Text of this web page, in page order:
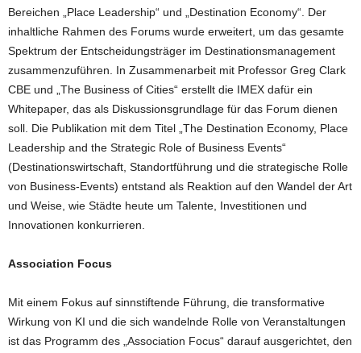
Bereichen „Place Leadership“ und „Destination Economy“. Der
inhaltliche Rahmen des Forums wurde erweitert, um das gesamte
Spektrum der Entscheidungsträger im Destinationsmanagement
zusammenzuführen. In Zusammenarbeit mit Professor Greg Clark
CBE und „The Business of Cities“ erstellt die IMEX dafür ein
Whitepaper, das als Diskussionsgrundlage für das Forum dienen
soll. Die Publikation mit dem Titel „The Destination Economy, Place
Leadership and the Strategic Role of Business Events“
(Destinationswirtschaft, Standortführung und die strategische Rolle
von Business-Events) entstand als Reaktion auf den Wandel der Art
und Weise, wie Städte heute um Talente, Investitionen und
Innovationen konkurrieren.
Association Focus
Mit einem Fokus auf sinnstiftende Führung, die transformative
Wirkung von KI und die sich wandelnde Rolle von Veranstaltungen
ist das Programm des „Association Focus“ darauf ausgerichtet, den